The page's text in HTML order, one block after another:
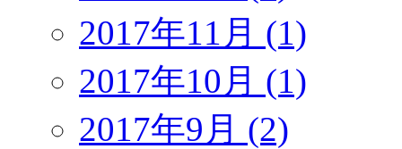
2017年11月 (1)
2017年10月 (1)
2017年9月 (2)